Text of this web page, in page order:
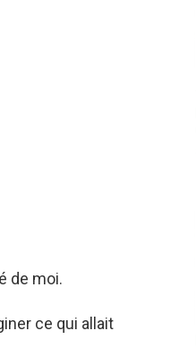
de moi.
ce qui allait